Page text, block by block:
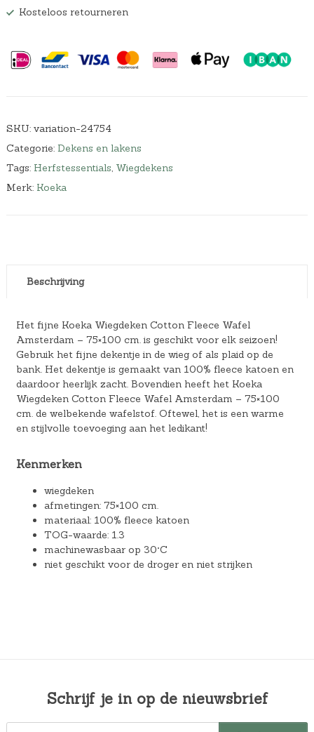
Kosteloos retourneren
SKU: variation-24754
Categorie: Dekens en lakens
Tags: Herfstessentials, Wiegdekens
Merk: Koeka
Beschrijving
Het fijne Koeka Wiegdeken Cotton Fleece Wafel
Amsterdam – 75×100 cm. is geschikt voor elk seizoen!
Gebruik het fijne dekentje in de wieg of als plaid op de
bank. Het dekentje is gemaakt van 100% fleece katoen en
daardoor heerlijk zacht. Bovendien heeft het Koeka
Wiegdeken Cotton Fleece Wafel Amsterdam – 75×100
cm. de welbekende wafelstof. Oftewel, het is een warme
en stijlvolle toevoeging aan het ledikant!
Kenmerken
wiegdeken
afmetingen: 75×100 cm.
materiaal: 100% fleece katoen
TOG-waarde: 1.3
machinewasbaar op 30°C
niet geschikt voor de droger en niet strijken
Schrijf je in op de nieuwsbrief